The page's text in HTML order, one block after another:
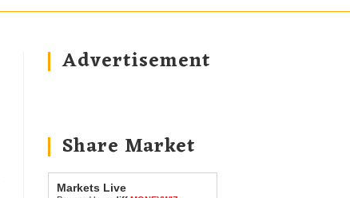
Advertisement
Share Market